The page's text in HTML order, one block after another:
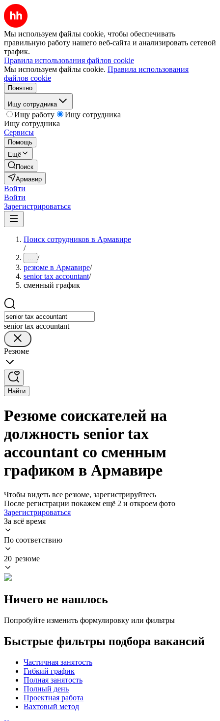
Мы используем файлы cookie, чтобы обеспечивать
правильную работу нашего веб-сайта и анализировать сетевой
трафик.
Правила использования файлов cookie
Мы используем файлы cookie. Правила использования
файлов cookie
Понятно
Ищу сотрудника
Ищу работу
Ищу сотрудника
Ищу сотрудника
Сервисы
Помощь
Ещё
Поиск
Армавир
Войти
Войти
Зарегистрироваться
Поиск сотрудников в Армавире
/
... /
резюме в Армавире/
senior tax accountant/
сменный график
senior tax accountant
Резюме
Найти
Резюме соискателей на
должность senior tax
accountant со сменным
графиком в Армавире
Чтобы видеть все резюме, зарегистрируйтесь
После регистрации покажем ещё 2 и откроем фото
Зарегистрироваться
За всё время
По соответствию
20 резюме
Ничего не нашлось
Попробуйте изменить формулировку или фильтры
Быстрые фильтры подбора вакансий
Частичная занятость
Гибкий график
Полная занятость
Полный день
Проектная работа
Вахтовый метод